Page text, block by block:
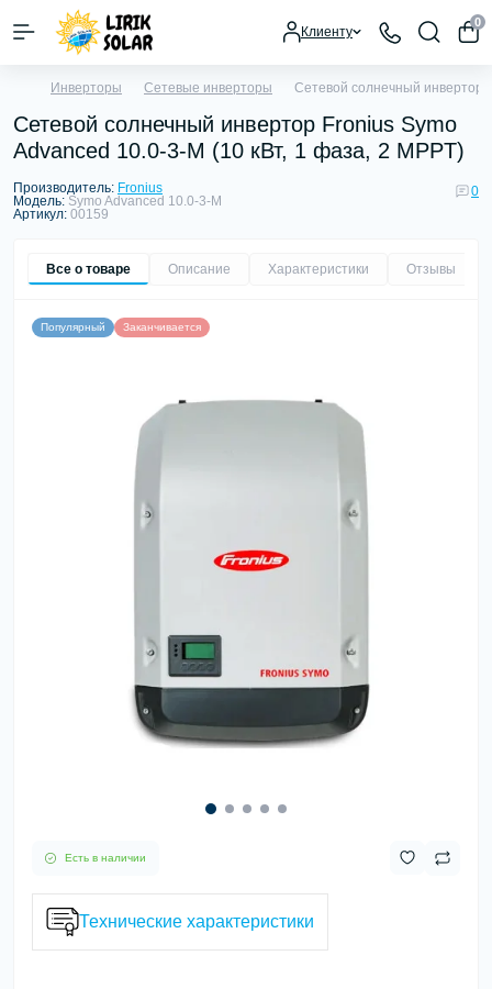
Клиенту
0
Инверторы Сетевые инверторы Сетевой солнечный инвертор
Сетевой солнечный инвертор Fronius Symo
Advanced 10.0-3-M (10 кВт, 1 фаза, 2 MPPT)
Производитель: Fronius
Модель: Symo Advanced 10.0-3-M
Артикул: 00159
0
Все о товаре Описание Характеристики Отзывы
Популярный Заканчивается
Есть в наличии
Технические характеристики